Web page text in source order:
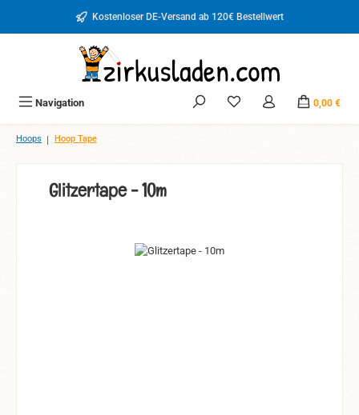
Zum Hauptinhalt springenKostenloser DE-Versand ab 120€ Bestellwert
Navigation Du hast 0 Produkte auf
0,00 €
Hoops | Hoop Tape
Glitzertape - 10m
Bildergalerie überspringen